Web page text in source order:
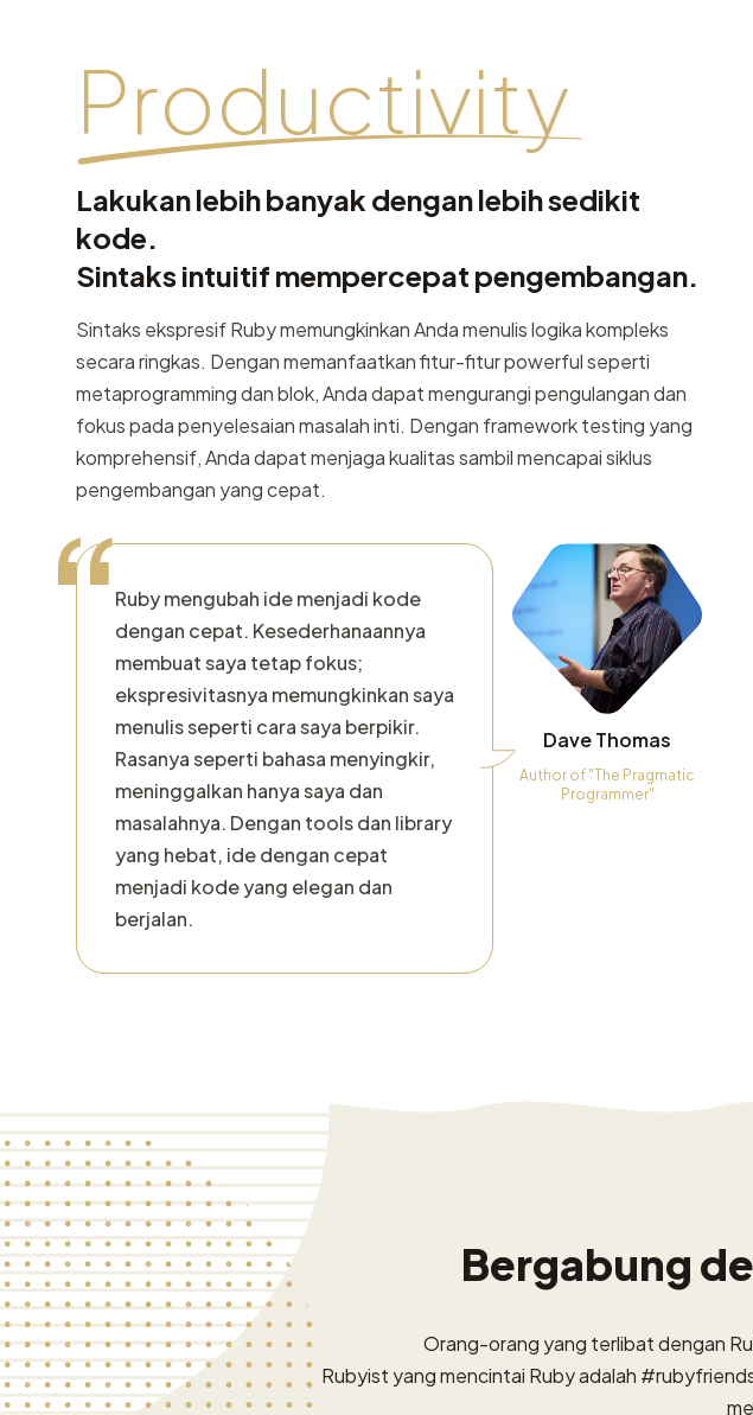
Productivity
Lakukan lebih banyak dengan lebih sedikit
kode.
Sintaks intuitif mempercepat pengembangan.
Sintaks ekspresif Ruby memungkinkan Anda menulis logika kompleks
secara ringkas. Dengan memanfaatkan fitur-fitur powerful seperti
metaprogramming dan blok, Anda dapat mengurangi pengulangan dan
fokus pada penyelesaian masalah inti. Dengan framework testing yang
komprehensif, Anda dapat menjaga kualitas sambil mencapai siklus
pengembangan yang cepat.
“Ruby mengubah ide menjadi kode
dengan cepat. Kesederhanaannya
membuat saya tetap fokus;
ekspresivitasnya memungkinkan saya
menulis seperti cara saya berpikir.
Rasanya seperti bahasa menyingkir,
meninggalkan hanya saya dan
masalahnya. Dengan tools dan library
yang hebat, ide dengan cepat
menjadi kode yang elegan dan
berjalan.
Dave Thomas
Author of "The Pragmatic
Programmer"
Bergabung
Orang-orang yang terlibat dengan
Rubyist yang mencintai Ruby adalah